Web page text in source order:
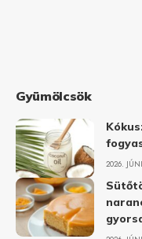
Gyümölcsök
2026.